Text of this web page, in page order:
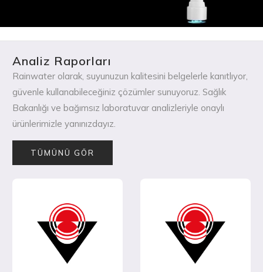
Analiz Raporları
Rainwater olarak, suyunuzun kalitesini belgelerle kanıtlıyor,
güvenle kullanabileceğiniz çözümler sunuyoruz. Sağlık
Bakanlığı ve bağımsız laboratuvar analizleriyle onaylı
ürünlerimizle yanınızdayız.
TÜMÜNÜ GÖR